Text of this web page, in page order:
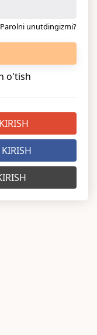
Parolni unutdingizmi?
o'tish